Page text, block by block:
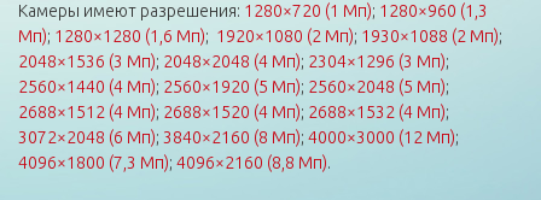
Камеры имеют разрешения: 1280×720 (1 Мп); 1280×960 (1,3
Мп); 1280×1280 (1,6 Мп); 1920×1080 (2 Мп); 1930×1088 (2 Мп);
2048×1536 (3 Мп); 2048×2048 (4 Мп); 2304×1296 (3 Мп);
2560×1440 (4 Мп); 2560×1920 (5 Мп); 2560×2048 (5 Мп);
2688×1512 (4 Мп); 2688×1520 (4 Мп); 2688×1532 (4 Мп);
3072×2048 (6 Мп); 3840×2160 (8 Мп); 4000×3000 (12 Мп);
4096×1800 (7,3 Мп); 4096×2160 (8,8 Мп).